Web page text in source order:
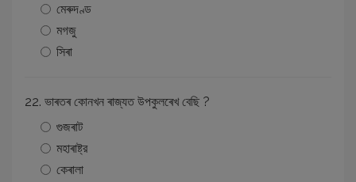
মেৰুদণ্ড
মগজু
সিৰা
22. ভাৰতৰ কোনখন ৰাজ্যত উপকুলৰেখ বেছি ?
গুজৰাট
মহাৰাষ্ট্র
কেৰালা